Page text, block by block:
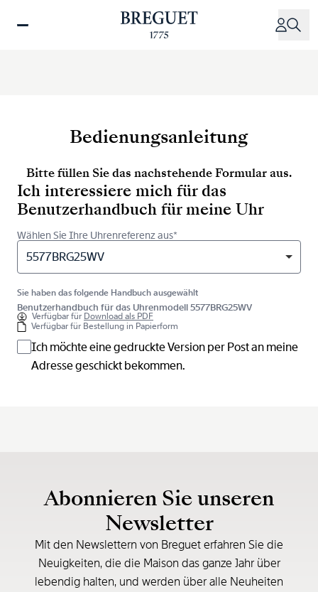
zum
Bedienungsanleitung
Bitte füllen Sie das nachstehende Formular aus.
Ich interessiere mich für das
Benutzerhandbuch für meine Uhr
Wählen Sie Ihre Uhrenreferenz aus*
5577BRG25WV
Sie haben das folgende Handbuch ausgewählt
Benutzerhandbuch für das Uhrenmodell 5577BRG25WV
Verfügbar für Download als PDF
Verfügbar für Bestellung in Papierform
Ich möchte eine gedruckte Version per Post an meine
Adresse geschickt bekommen.
Abonnieren Sie unseren
Newsletter
Mit den Newslettern von Breguet erfahren Sie die
Neuigkeiten, die die Maison das ganze Jahr über
lebendig halten, und werden über alle Neuheiten